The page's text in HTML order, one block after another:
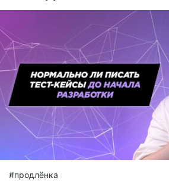
#продлёнка